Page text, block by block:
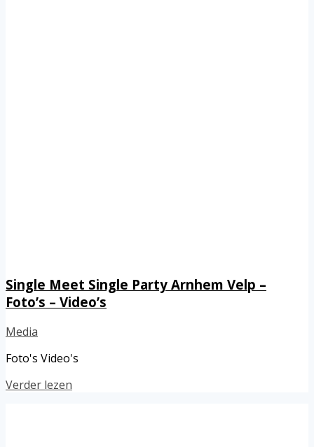
Single Meet Single Party Arnhem Velp –
Foto’s – Video’s
Media
Foto's Video's
Verder lezen